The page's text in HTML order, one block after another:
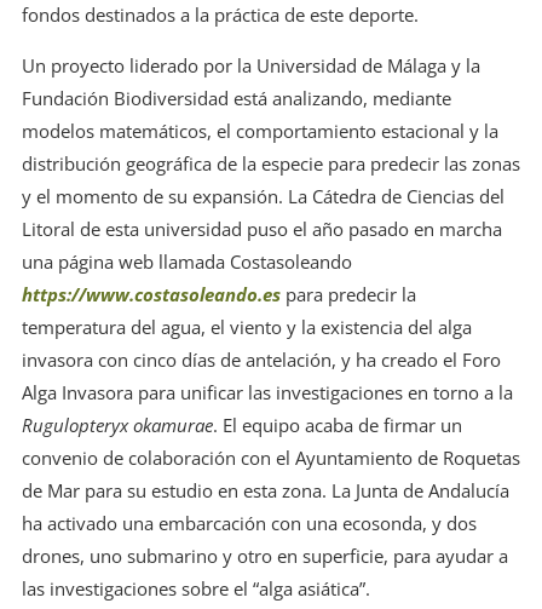
fondos destinados a la práctica de este deporte.
Un proyecto liderado por la Universidad de Málaga y la
Fundación Biodiversidad está analizando, mediante
modelos matemáticos, el comportamiento estacional y la
distribución geográfica de la especie para predecir las zonas
y el momento de su expansión. La Cátedra de Ciencias del
Litoral de esta universidad puso el año pasado en marcha
una página web llamada Costasoleando
https://www.costasoleando.espara predecir la
temperatura del agua, el viento y la existencia del alga
invasora con cinco días de antelación, y ha creado el Foro
Alga Invasora para unificar las investigaciones en torno a la
Rugulopteryx okamurae. El equipo acaba de firmar un
convenio de colaboración con el Ayuntamiento de Roquetas
de Mar para su estudio en esta zona. La Junta de Andalucía
ha activado una embarcación con una ecosonda, y dos
drones, uno submarino y otro en superficie, para ayudar a
las investigaciones sobre el “alga asiática”.